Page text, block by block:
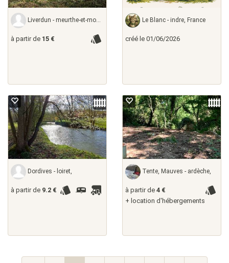
Liverdun - meurthe-et-moselle,
à partir de 15 €
Le Blanc - indre, France
créé le 01/06/2026
Dordives - loiret,
à partir de 9.2 €
Tente, Mauves - ardèche,
à partir de 4 €
+ location d'hébergements